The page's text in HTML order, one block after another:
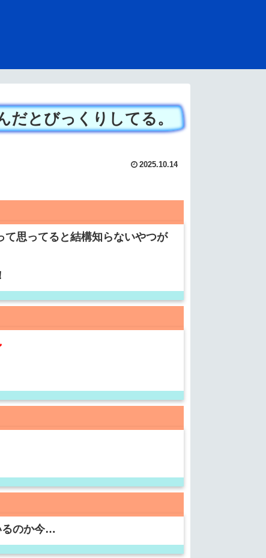
とびっくりしてる。
2025.10.14
思ってると結構知らないやつが
るのか今…